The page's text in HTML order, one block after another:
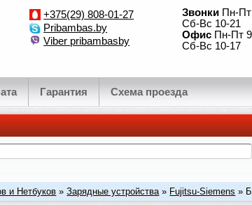
+375(29) 808-01-27
Pribambas.by
Viber pribambasby
Звонки Пн-
Сб-Вс 10-21
Офис Пн-Пт
Сб-Вс 10-17
Гарантия Схема проезда
и Нетбуков »Зарядные устройства» Fujitsu-Siemens »